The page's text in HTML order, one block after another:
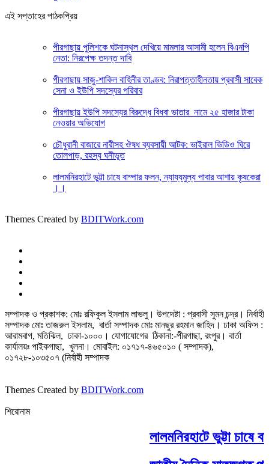
এই সপ্তাহের পাঠকপ্রিয়
পীরগাছায় পুলিশকে ঘটনাস্থল দেখিয়ে মামলার আসামী হলেন বিএনপি
নেতা: নিরপেক্ষ তদন্ত দাবি
পীরগাছায় সাজু-শাকিল বাহিনীর তাণ্ডব: নিরাপত্তাহীনতায় প্রবাসী সাবেক
সেনা ও ইউপি সদস্যের পরিবার
পীরগাছায় ইউপি সদস্যের বিরুদ্ধে বিধবা ভাতার নামে ২৫ হাজার টাকা
নেওয়ার অভিযোগ
চৌধুরানী বাজারে নারীসহ ঔষধ ব্যবসায়ী আটক: ভাইরাল ভিডিও ঘিরে
তোলপাড়, রহস্য ঘনীভূত
লালমনিরহাটে ভুট্টা চাষে বাম্পার ফলন, ন্যায্যমুল্য পাবার আশায় কৃষকেরা
।।
Themes Created by BDITWork.com
সম্পাদক ও প্রকাশক: মোঃ রফিকুল ইসলাম লাভলু। উপদেষ্টা : প্রবাসী সুমন চন্দ্র। নির্বাহী
সম্পাদক মোঃ তাজরুল‌‌ ইসলাম, বার্তা সম্পাদক মোঃ মানছুর রহমান জাহিদ। ঢাকা অফিস :
আরামবাগ, মতিঝিল, ঢাকা-১০০০। যোগাযোগের ঠিকানা:-পীরগাছা‌, রংপুর। বার্তা
কার্যালয়ঃ পাইকগাছা, খুলনা। মোবাইল: ০১৭১৭-৪৬৫০১০ ( সম্পাদক),
০১৭২৮-১০৩৫০৭ (নির্বাহী সম্পাদক
Themes Created by BDITWork.com
শিরোনাম
লালমনিরহাটে ভুট্টা